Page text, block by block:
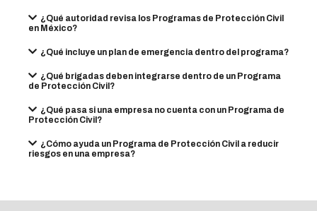
¿Qué autoridad revisa los Programas de Protección Civil
en México?
¿Qué incluye un plan de emergencia dentro del programa?
¿Qué brigadas deben integrarse dentro de un Programa
de Protección Civil?
¿Qué pasa si una empresa no cuenta con un Programa de
Protección Civil?
¿Cómo ayuda un Programa de Protección Civil a reducir
riesgos en una empresa?